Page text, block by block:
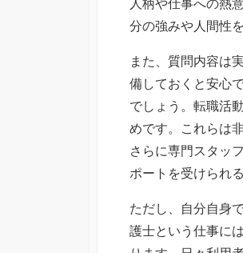
分の強みや人間性
また、質問内容は
備しておくと安心
でしょう。転職活
めです。これらは
さらに専門スタッ
ポートを受けられ
ただし、自分自身
護士という仕事に